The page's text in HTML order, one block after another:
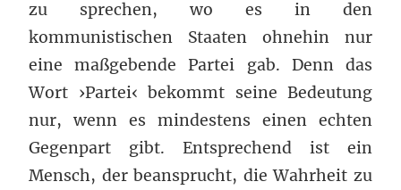
zu sprechen, wo es in den
kommunistischen Staaten ohnehin nur
eine maßgebende Partei gab. Denn das
Wort ›Partei‹ bekommt seine Bedeutung
nur, wenn es mindestens einen echten
Gegenpart gibt. Entsprechend ist ein
Mensch, der beansprucht, die Wahrheit zu